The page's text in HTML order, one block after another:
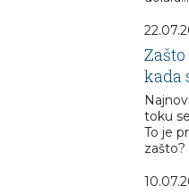
kada
toku
To je
zašto?